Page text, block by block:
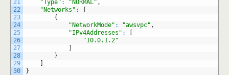
21
22
23
24
25
26
27
28
29
30
"Type" : "NORMAL" ,
"Networks" :
{
"NetworkMode" : "awsvpc" ,
"IPv4Addresses" :
"10.0.1.2"
}
}